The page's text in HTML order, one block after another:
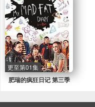
肥瑞的疯狂日记 第三季
更至第01集